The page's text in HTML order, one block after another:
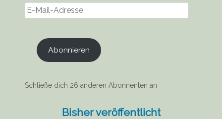
E-
Mail-
Abonnieren
Schließe dich 26 anderen Abonnenten an
Bisher veröffentlicht